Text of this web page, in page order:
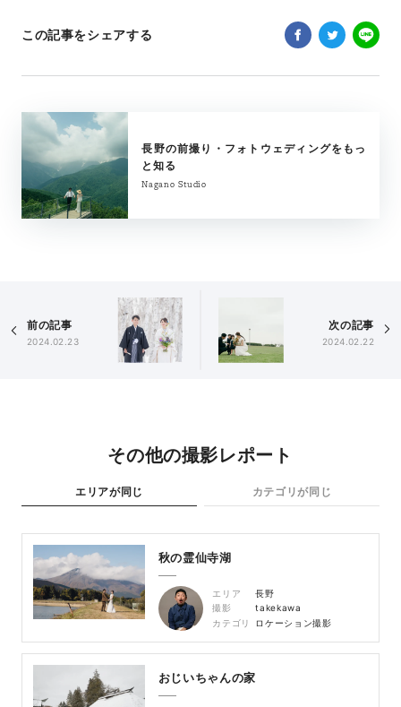
この記事をシェアする
長野の前撮り・フォトウェディングをもっ
と知る
Nagano Studio
前の記事
2024.02.23
次の記事
2024.02.22
その他の撮影レポート
エリアが同じ カテゴリが同じ
秋の霊仙寺湖
エリア
長野
撮影
takekawa
カテゴリ
ロケーション撮影
おじいちゃんの家